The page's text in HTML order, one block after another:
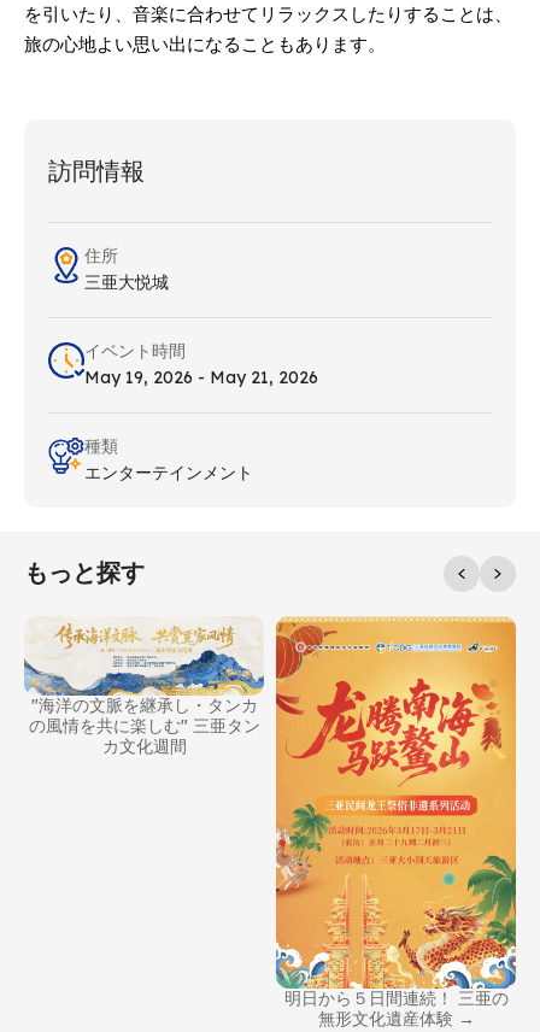
を引いたり、音楽に合わせてリラックスしたりすることは、
旅の心地よい思い出になることもあります。
訪問情報
住所
三亜大悦城
イベント時間
May 19, 2026 - May 21, 2026
種類
エンターテインメント
もっと探す
"海洋の文脈を継承し・タンカ
の風情を共に楽しむ" 三亜タン
カ文化週間
明日から５日間連続！ 三亜の
無形文化遺産体験 →